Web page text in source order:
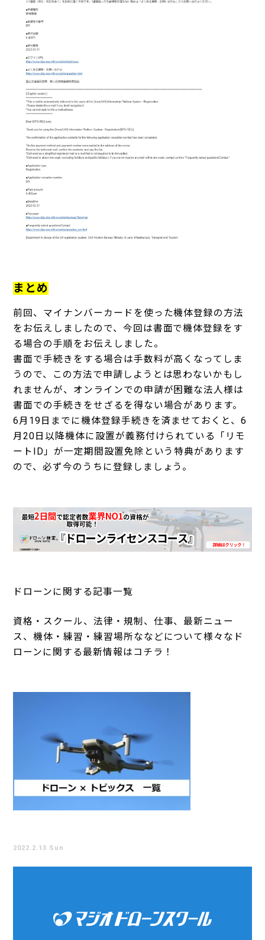
まとめ
前回、マイナンバーカードを使った機体登録の方法
をお伝えしましたので、今回は書面で機体登録をす
る場合の手順をお伝えしました。
書面で手続きをする場合は手数料が高くなってしま
うので、この方法で申請しようとは思わないかもし
れませんが、オンラインでの申請が困難な法人様は
書面での手続きをせざるを得ない場合があります。
6月19日までに機体登録手続きを済ませておくと、6
月20日以降機体に設置が義務付けられている「リモ
ートID」が一定期間設置免除という特典があります
ので、必ず今のうちに登録しましょう。
ドローンに関する記事一覧
資格・スクール、法律・規制、仕事、最新ニュー
ス、機体・練習・練習場所ななどについて様々なド
ローンに関する最新情報はコチラ！
2022.2.13 Sun